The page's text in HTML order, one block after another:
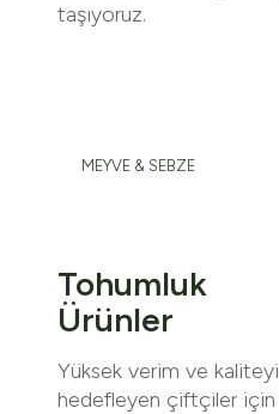
taşıyoruz.
MEYVE & SEBZE
Tohumluk
Ürünler
Yüksek verim ve kaliteyi
hedefleyen çiftçiler için